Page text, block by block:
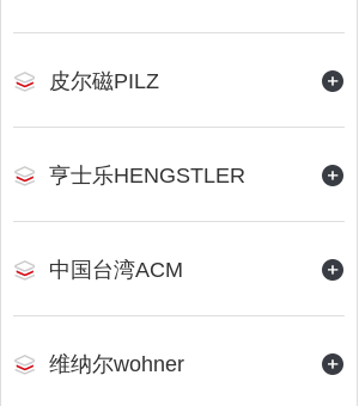
皮尔磁PILZ
亨士乐HENGSTLER
中国台湾ACM
维纳尔wohner